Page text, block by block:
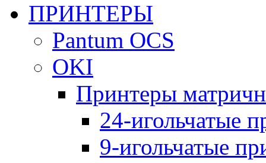
ПРИНТЕРЫ
Pantum OCS
OKI
Принтеры
24-игольчатые
9-игольчатые